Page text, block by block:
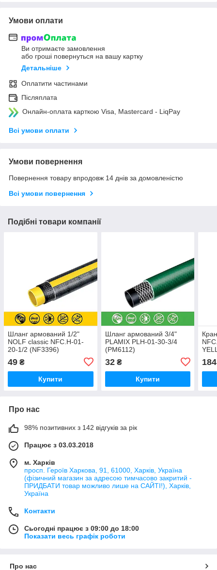
Умови оплати
Ви отримаєте замовлення
або гроші повернуться на вашу картку
Детальніше
Оплатити частинами
Післяплата
Онлайн-оплата карткою Visa, Mastercard - LiqPay
Всі умови оплати
Умови повернення
Повернення товару впродовж 14 днів за домовленістю
Всі умови повернення
Подібні товари компанії
Шланг армований 1/2"
NOLF classic NFC.H-01-
20-1/2 (NF3396)
49 ₴
Купити
Шланг армований 3/4"
PLAMIX PLH-01-30-3/4
(PM6112)
32₴
Купити
184
Про нас
98% позитивних з 142 відгуків за рік
Працює з 03.03.2018
м. Харків
просп. Героїв Харкова, 91, 61000, Харків, Україна
(фізичний магазин за адресою тимчасово закритий -
ПРИДБАТИ товар можливо лише на САЙТІ!), Харків,
Україна
Контакти
Сьогодні працює з 09:00 до 18:00
Показати весь графік роботи
Про нас